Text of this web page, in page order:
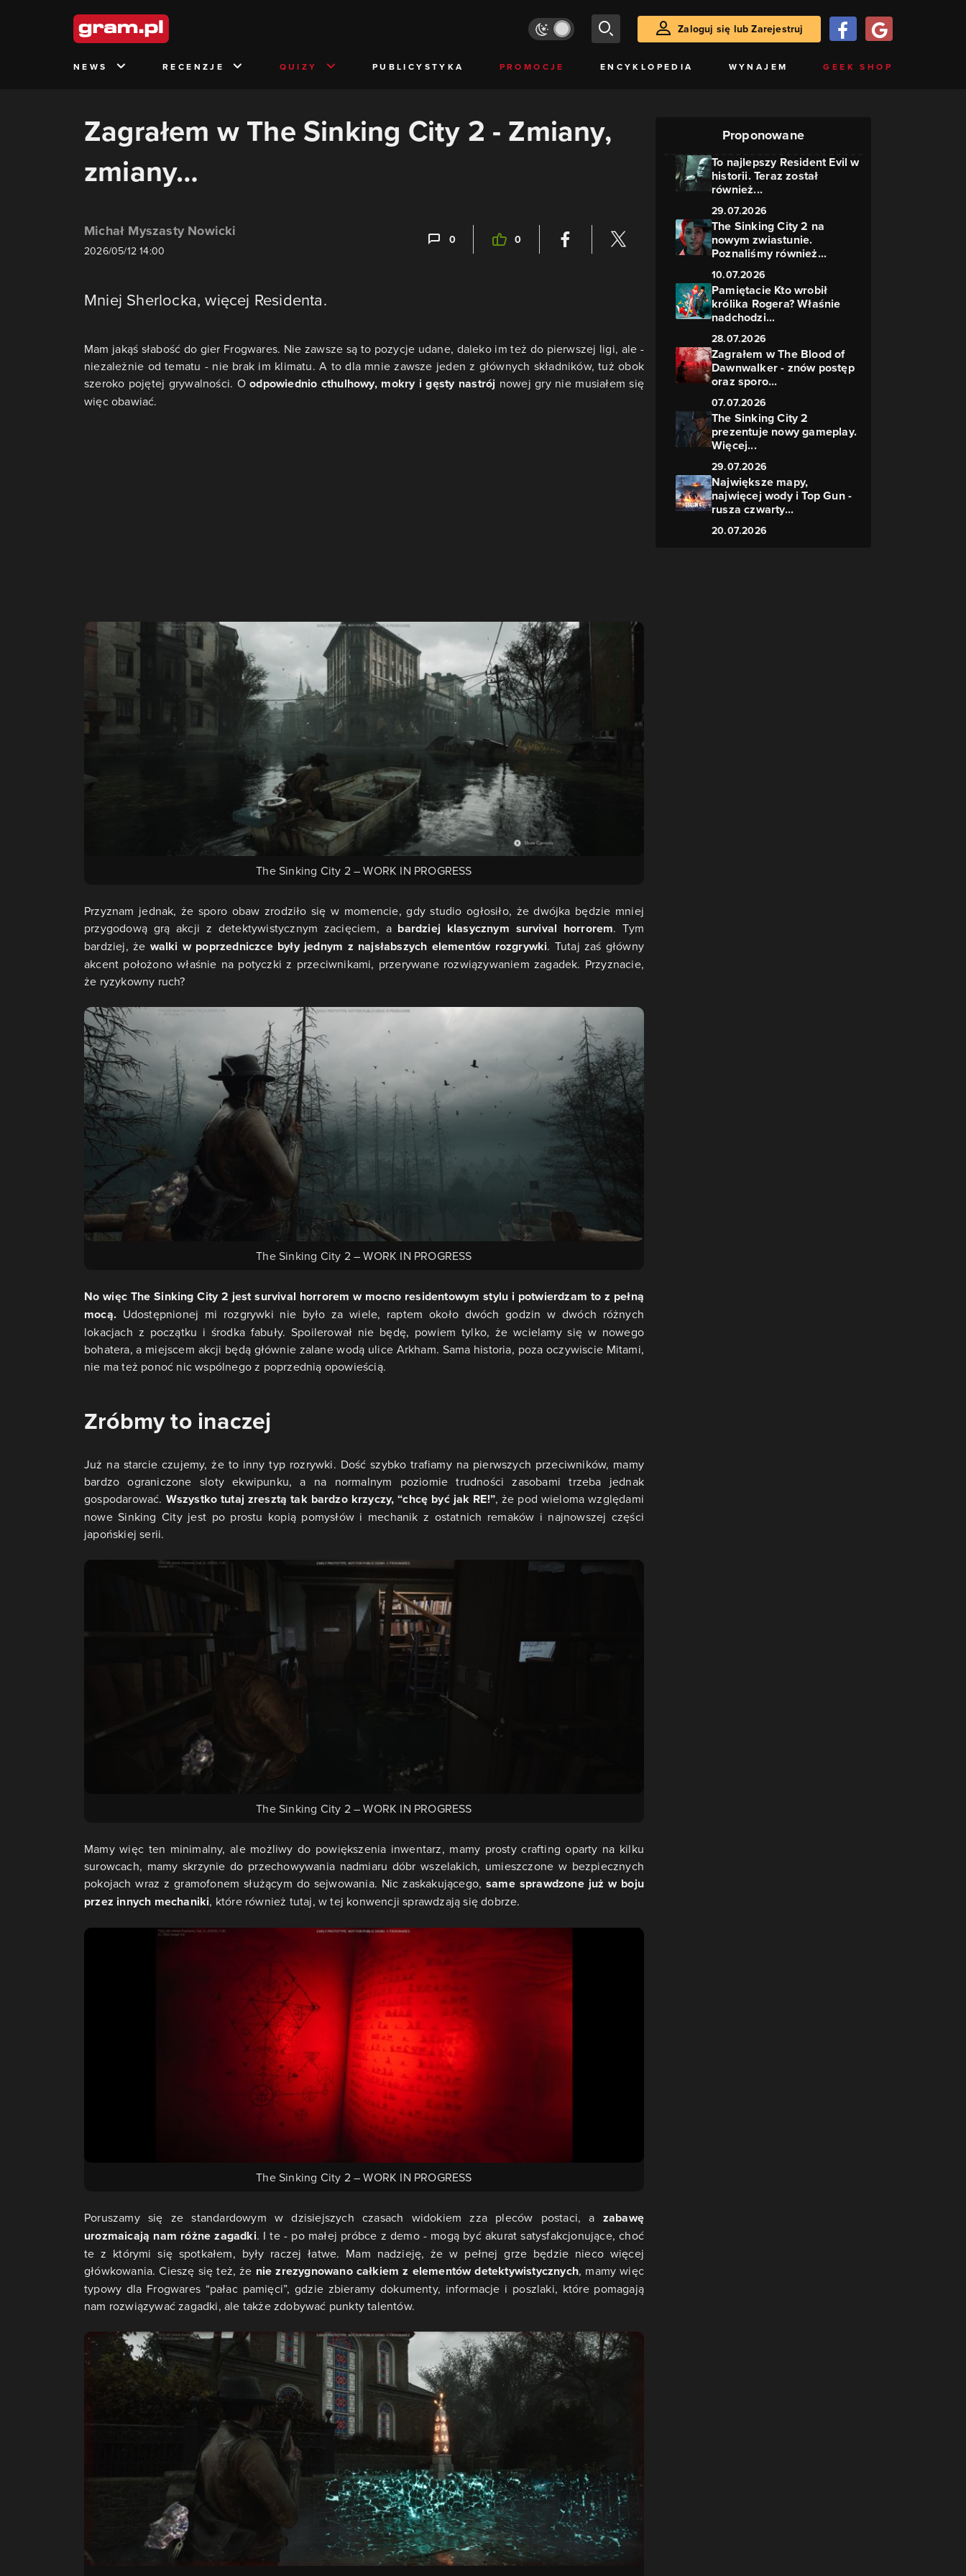
Zaloguj się lub Zarejestruj
NEWS RECENZJE QUIZY PUBLICYSTYKA PROMOCJE ENCYKLOPEDIA WYNAJEM GEEK SHOP
Zagrałem w The Sinking City 2 - Zmiany,
zmiany…
Michał Myszasty Nowicki
2026/05/12 14:00
0 0
Mniej Sherlocka, więcej Residenta.
Mam jakąś słabość do gier Frogwares. Nie zawsze są to pozycje udane, daleko im też do pierwszej ligi, ale -
niezależnie od tematu - nie brak im klimatu. A to dla mnie zawsze jeden z głównych składników, tuż obok
szeroko pojętej grywalności. Oodpowiednio cthulhowy, mokry i gęsty nastrój nowej gry nie musiałem się
więc obawiać.
The Sinking City 2 – WORK IN PROGRESS
Przyznam jednak, że sporo obaw zrodziło się w momencie, gdy studio ogłosiło, że dwójka będzie mniej
przygodową grą akcji z detektywistycznym zacięciem, a bardziej klasycznym survival horrorem. Tym
bardziej, że walki w poprzedniczce były jednym z najsłabszych elementów rozgrywki. Tutaj zaś główny
akcent położono właśnie na potyczki z przeciwnikami, przerywane rozwiązywaniem zagadek. Przyznacie,
że ryzykowny ruch?
The Sinking City 2 – WORK IN PROGRESS
No więc The Sinking City 2 jest survival horrorem w mocno residentowym stylu i potwierdzam to z pełną
mocą. Udostępnionej mi rozgrywki nie było za wiele, raptem około dwóch godzin w dwóch różnych
lokacjach z początku i środka fabuły. Spoilerował nie będę, powiem tylko, że wcielamy się w nowego
bohatera, a miejscem akcji będą głównie zalane wodą ulice Arkham. Sama historia, poza oczywiscie Mitami,
nie ma też ponoć nic wspólnego z poprzednią opowieścią.
Zróbmy to inaczej
Już na starcie czujemy, że to inny typ rozrywki. Dość szybko trafiamy na pierwszych przeciwników, mamy
bardzo ograniczone sloty ekwipunku, a na normalnym poziomie trudności zasobami trzeba jednak
gospodarować. Wszystko tutaj zresztą tak bardzo krzyczy, “chcę być jak RE!”, że pod wieloma względami
nowe Sinking City jest po prostu kopią pomysłów i mechanik z ostatnich remaków i najnowszej części
japońskiej serii.
The Sinking City 2 – WORK IN PROGRESS
Mamy więc ten minimalny, ale możliwy do powiększenia inwentarz, mamy prosty crafting oparty na kilku
surowcach, mamy skrzynie do przechowywania nadmiaru dóbr wszelakich, umieszczone w bezpiecznych
pokojach wraz z gramofonem służącym do sejwowania. Nic zaskakującego,same sprawdzone już w boju
przez innych mechaniki, które również tutaj, w tej konwencji sprawdzają się dobrze.
The Sinking City 2 – WORK IN PROGRESS
Poruszamy się ze standardowym w dzisiejszych czasach widokiem zza pleców postaci, a zabawę
urozmaicają nam różne zagadki. I te - po małej próbce z demo - mogą być akurat satysfakcjonujące, choć
te z którymi się spotkałem, były raczej łatwe. Mam nadzieję, że w pełnej grze będzie nieco więcej
główkowania. Cieszę się też, że nie zrezygnowano całkiem z elementów detektywistycznych, mamy więc
typowy dla Frogwares “pałac pamięci”, gdzie zbieramy dokumenty, informacje i poszlaki, które pomagają
nam rozwiązywać zagadki, ale także zdobywać punkty talentów.
Proponowane
To najlepszy Resident Evil w
historii. Teraz został
również...
29.07.2026
The Sinking City 2 na
nowym zwiastunie.
Poznaliśmy również...
10.07.2026
Pamiętacie Kto wrobił
królika Rogera? Właśnie
nadchodzi...
28.07.2026
Zagrałem w The Blood of
Dawnwalker - znów postęp
oraz sporo...
07.07.2026
The Sinking City 2
prezentuje nowy gameplay.
Więcej...
29.07.2026
Największe mapy,
najwięcej wody i Top Gun -
rusza czwarty...
20.07.2026